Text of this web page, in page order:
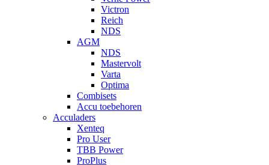
Victron
Reich
NDS
AGM
NDS
Mastervolt
Varta
Optima
Combisets
Accu toebehoren
Acculaders
Xenteq
Pro User
TBB Power
ProPlus